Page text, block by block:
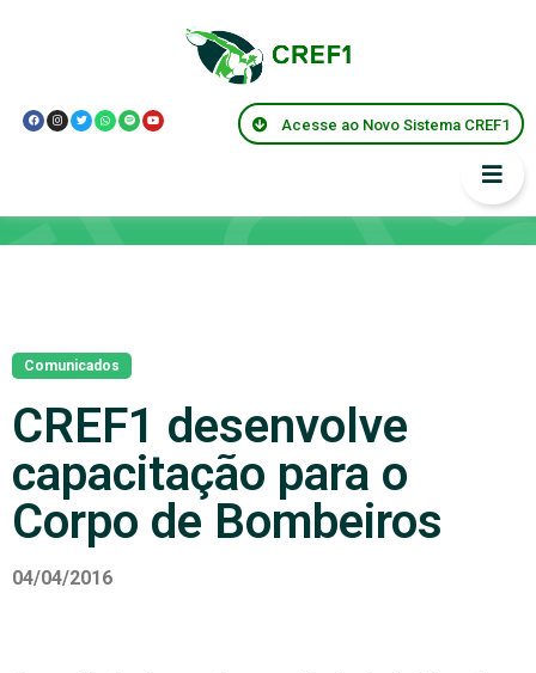
Acesse ao Novo Sistema CREF1
Comunicados
CREF1 desenvolve
capacitação para o
Corpo de Bombeiros
04/04/2016